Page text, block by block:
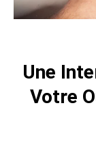
Une
Votre